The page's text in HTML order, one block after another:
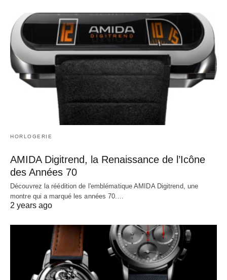
HORLOGERIE
AMIDA Digitrend, la Renaissance de l’Icône
des Années 70
Découvrez la réédition de l'emblématique AMIDA Digitrend, une
montre qui a marqué les années 70.…
2 years ago